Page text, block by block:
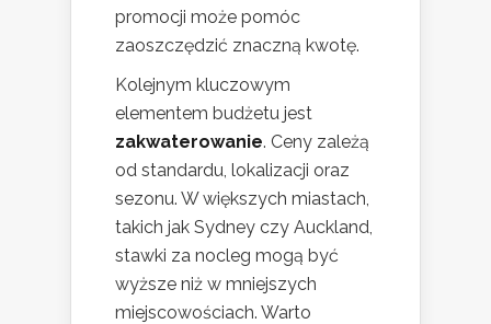
promocji może pomóc
zaoszczędzić znaczną kwotę.
Kolejnym kluczowym
elementem budżetu jest
zakwaterowanie. Ceny zależą
od standardu, lokalizacji oraz
sezonu. W większych miastach,
takich jak Sydney czy Auckland,
stawki za nocleg mogą być
wyższe niż w mniejszych
miejscowościach. Warto